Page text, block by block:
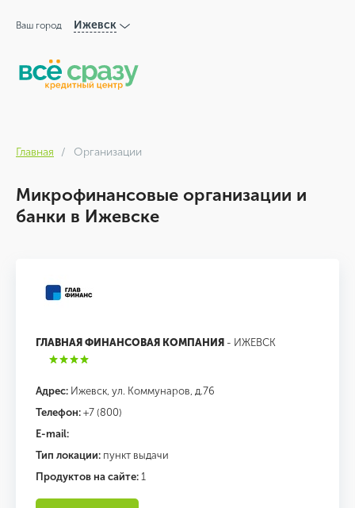
Ваш город Ижевск
Главная Организации
Микрофинансовые организации и
банки в Ижевске
ГЛАВНАЯ ФИНАНСОВАЯ КОМПАНИЯ - ИЖЕВСК
Адрес: Ижевск, ул. Коммунаров, д.76
Телефон: +7 (800)
E-mail:
Тип локации: пункт выдачи
Продуктов на сайте: 1